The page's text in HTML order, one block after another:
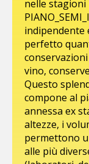
nelle stagioni
indipendente
perfetto
vino,
Questo
compone al
annessa ex
altezze, i
permettono
alle più